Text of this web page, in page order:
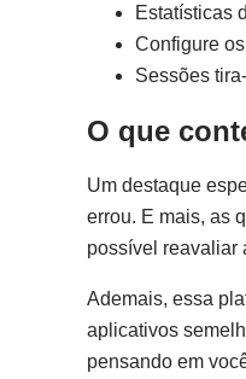
Estatísticas
Configure
Sessões
O que
Um destaque
errou. E mais, as
possível reavaliar
Ademais, essa
aplicativos
pensando em